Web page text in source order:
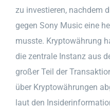
zu investieren, nachdem
gegen Sony Music eine
musste. Kryptowährung
die zentrale Instanz aus
großer Teil der
über Kryptowährungen
laut den